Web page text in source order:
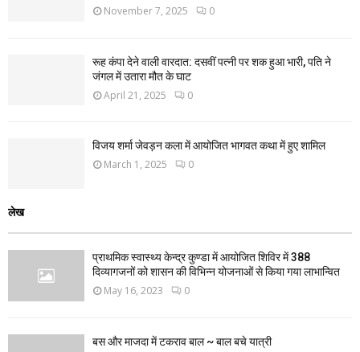
November 7, 2025 0
रूह कंपा देने वाली वारदात: दसवीं पत्नी पर शक हुआ भारी, पति ने
जंगल में उतारा मौत के घाट
April 21, 2025 0
विजय शर्मा जेवड़न कला में आयोजित भागवत कथा में हुए शामिल
March 1, 2025 0
लेख
प्राथमिक स्वास्थ्य केन्द्र कुण्डा में आयोजित शिविर में 388
दिव्यागजनों को शासन की विभिन्न योजनाओं से किया गया लाभान्वित
May 16, 2023 0
बस और माजदा में टकराव बाल ~ बाल बचे यात्री